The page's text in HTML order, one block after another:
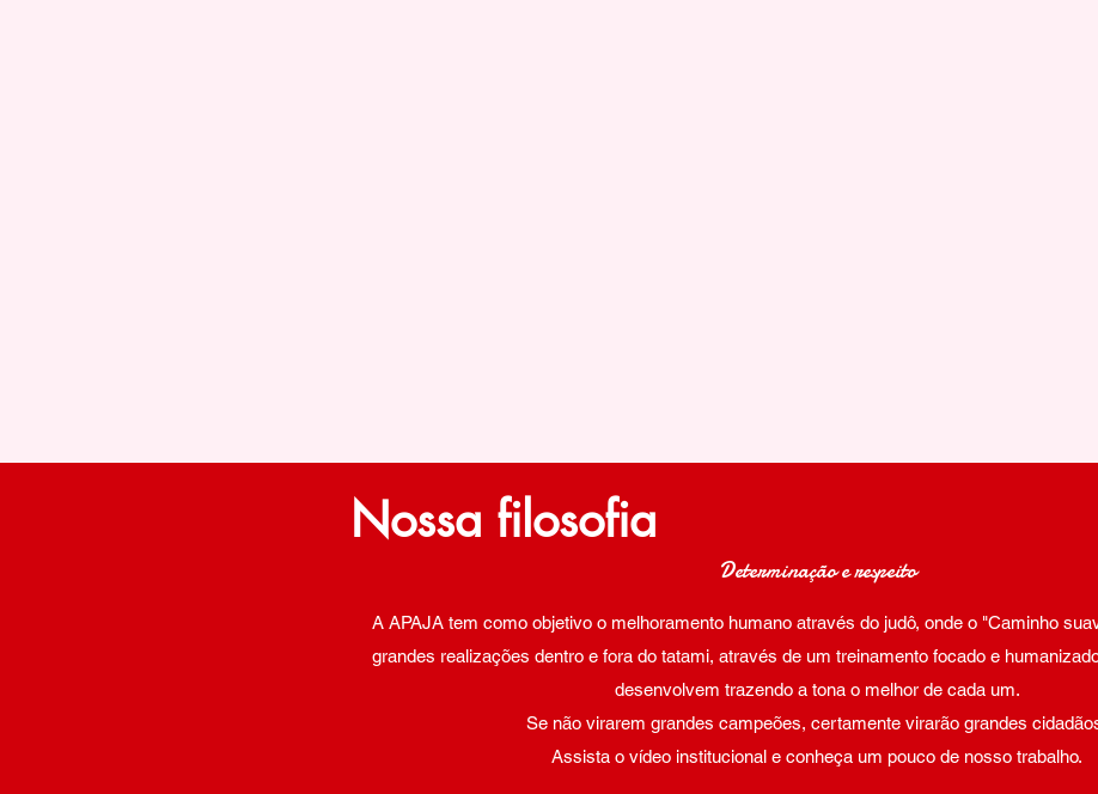
Nossa filosofia
Determinação e respeito
A APAJA tem como objetivo o melhoramento humano através do judô, onde o "Caminho
grandes realizações dentro e fora do tatami, através de um treinamento focado e
desenvolvem trazendo a tona o melhor de cada um.
Se não virarem grandes campeões, certamente virarão grandes
Assista o vídeo institucional e conheça um pouco de nosso trabalho.